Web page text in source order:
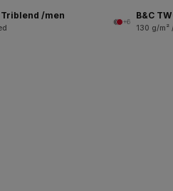
Triblend /men
+6
B&C
130 g/m²